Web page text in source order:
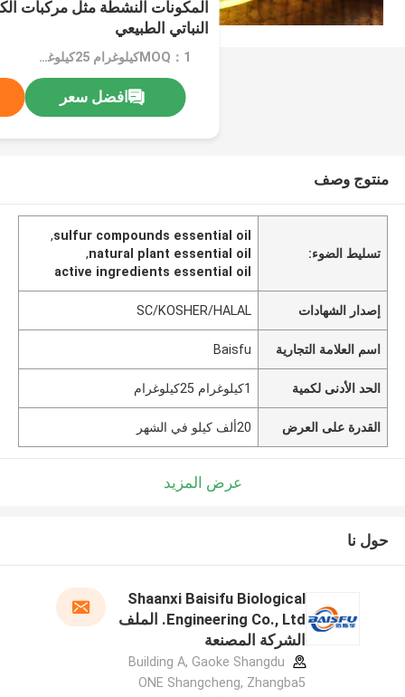
المكونات النشطة مثل مركبات
النباتي الطبيعي
MOQ：1كيلوغرام 25كيلوغرام
افضل سعر
منتوج وصف
تسليط الضوء:
sulfur compounds essential oil
,
natural plant essential oil
,
active ingredients essential oil
إصدار الشهادات SC/KOSHER/HALAL
اسم العلامة التجارية Baisfu
الحد الأدنى لكمية 1كيلوغرام 25كيلوغرام
القدرة على العرض 20ألف كيلو في الشهر
عرض المزيد
حول نا
Shaanxi Baisifu Biological
Engineering Co., Ltd. الملف
الشركة المصنعة
Building A, Gaoke Shangdu
ONE Shangcheng, Zhangba5